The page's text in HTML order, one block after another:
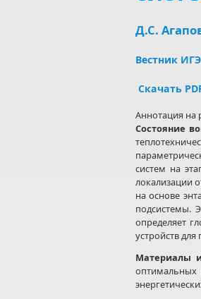
Д.С.
Вестник
Скачать
Аннотация на
Состояние
систем на
локализации
на основе
подсистемы.
определяет
устройств
Материалы
оптимальных